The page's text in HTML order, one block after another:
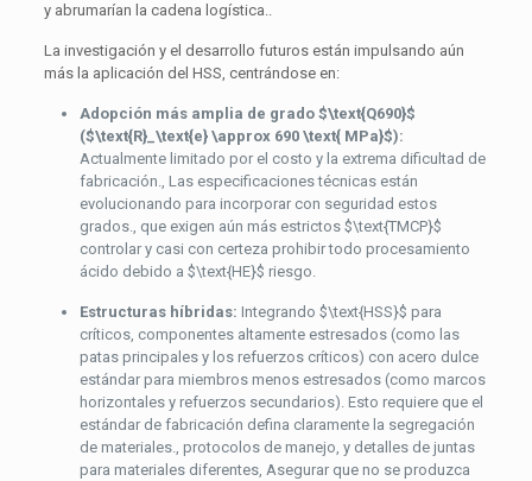
y abrumarían la cadena logística..
La investigación y el desarrollo futuros están impulsando aún
más la aplicación del HSS, centrándose en:
Adopción más amplia de grado $\text{Q690}$
($\text{R}_\text{e} \approx 690 \text{ MPa}$):
Actualmente limitado por el costo y la extrema dificultad de
fabricación., Las especificaciones técnicas están
evolucionando para incorporar con seguridad estos
grados., que exigen aún más estrictos $\text{TMCP}$
controlar y casi con certeza prohibir todo procesamiento
ácido debido a $\text{HE}$ riesgo.
Estructuras híbridas: Integrando $\text{HSS}$ para
críticos, componentes altamente estresados (como las
patas principales y los refuerzos críticos) con acero dulce
estándar para miembros menos estresados (como marcos
horizontales y refuerzos secundarios). Esto requiere que el
estándar de fabricación defina claramente la segregación
de materiales., protocolos de manejo, y detalles de juntas
para materiales diferentes, Asegurar que no se produzca